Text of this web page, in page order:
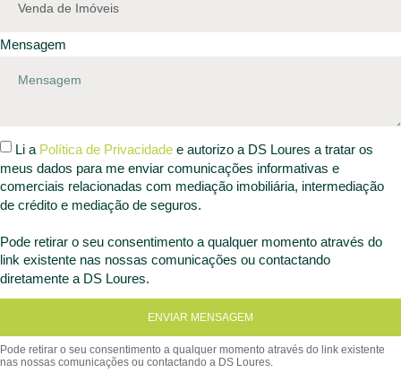
Mensagem
Li a Política de Privacidade e autorizo a DS Loures a tratar os
meus dados para me enviar comunicações informativas e
comerciais relacionadas com mediação imobiliária, intermediação
de crédito e mediação de seguros.
Pode retirar o seu consentimento a qualquer momento através do
link existente nas nossas comunicações ou contactando
diretamente a DS Loures.
ENVIAR MENSAGEM